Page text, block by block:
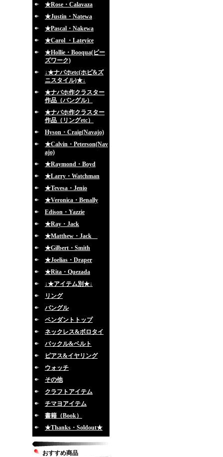
★Rose・Calavaza
★Justin・Natewa
★Pascal・Nakewa
★Carol ・Lateyice
★Hollie・Booqua(ビー
ズワーク)
↓★ナバホetc(ホピ&ズ
ニスタイル)★↓
★ナバホ作クラスター
作品（バングル）
★ナバホ作クラスター
作品（リングetc）
Hyson・Craig(Navajo)
★Calvin・Peterson(Nav
ajo)
★Raymond・Boyd
★Larry・Watchman
★Tevesa・Jenio
★Veronica・Benally
Edison・Yazzie
★Ray・Jack
★Matthew・Jack
★Gilbert・Smith
★Joelias・Draper
★Rita・Quezada
↓★アイテム別★↓
リング
バングル
ペンダントトップ
ネックレス&ボロタイ
バックル&ベルト
ピアス&イヤリング
ウォッチ
その他
クラフトアイテム
チマヨアイテム
書籍（Book）
★Thanks・Soldout★
おすすめ商品